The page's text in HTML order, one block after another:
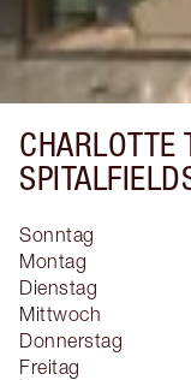
CHARLOTTE
Sonntag
Montag
Dienstag
Mittwoch
Donnerstag
Freitag